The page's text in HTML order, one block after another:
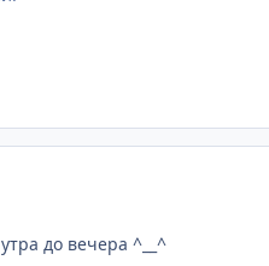
до вечера ^__^